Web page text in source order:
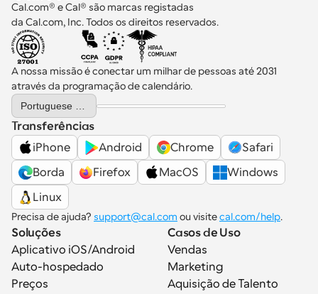
Cal.com® e Cal® são marcas registadas
da Cal.com, Inc. Todos os direitos reservados.
A nossa missão é conectar um milhar de pessoas até 2031
através da programação de calendário.
Select Language
Transferências
iPhone
Android Chrome
Safari
Borda
Firefox MacOS
Windows
Linux
Precisa de ajuda? support@cal.com ou visite cal.com/help.
Soluções
Aplicativo iOS/Android
Auto-hospedado
Preços
Casos de Uso
Vendas
Marketing
Aquisição de Talento